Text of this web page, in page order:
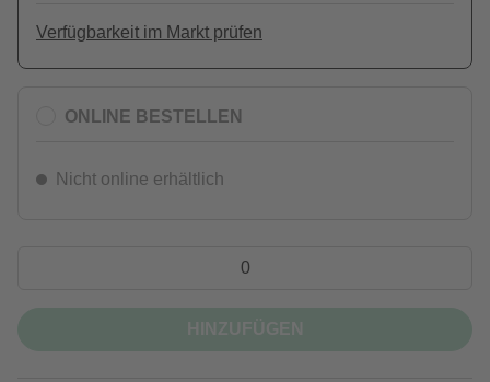
Verfügbarkeit im Markt prüfen
ONLINE BESTELLEN
Nicht online erhältlich